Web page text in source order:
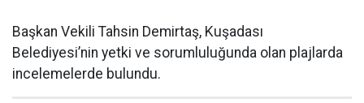
Başkan Vekili Tahsin Demirtaş, Kuşadası
Belediyesi’nin yetki ve sorumluluğunda olan plajlarda
incelemelerde bulundu.